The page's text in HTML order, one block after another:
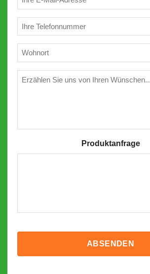
Mail
(erforderlich)
(erforderlich)
Wünschen
Produktanfrage